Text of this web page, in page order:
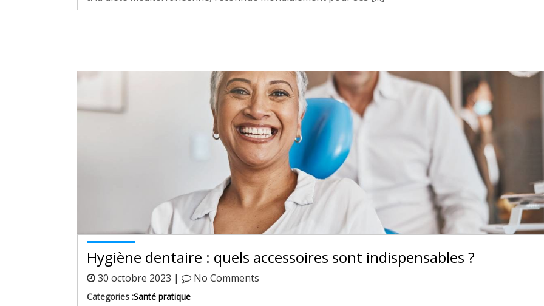
Hygiène dentaire : quels accessoires sont indispensables ?
30 octobre 2023 | No Comments
Categories :Santé pratique